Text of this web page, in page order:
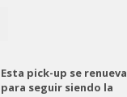
Esta pick-up se renueva
para seguir siendo la